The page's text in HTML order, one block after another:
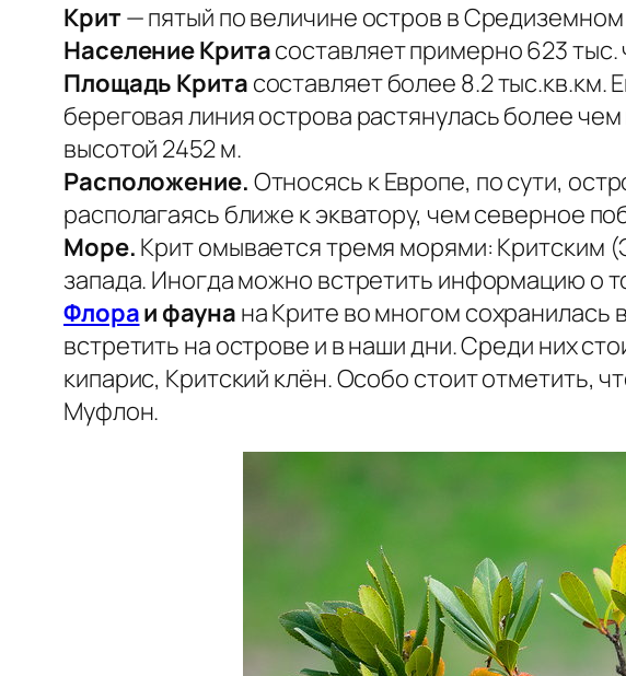
Крит— пятый по величине остров в
Население Критасоставляет примерно 623
Площадь Крита составляет более 8.2 тыс.кв.км.
береговая линия острова растянулась более
высотой 2452 м.
Расположение. Относясь к Европе, по сути,
располагаясь ближе к экватору, чем северное
Море. Крит омывается тремя морями: Критским
запада. Иногда можно встретить информацию о
Флораи фауна на Крите во многом
встретить на острове и в наши дни. Среди них
кипарис, Критский клён. Особо стоит отметить,
Муфлон.